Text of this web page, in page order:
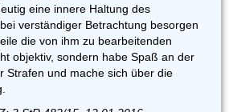
eine innere Haltung des
verständiger Betrachtung besorgen
die von ihm zu bearbeitenden
objektiv, sondern habe Spaß an der
Strafen und mache sich über die